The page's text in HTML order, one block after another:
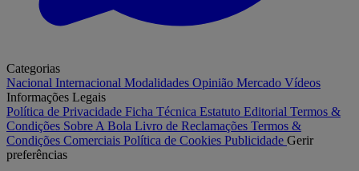
Categorias
Nacional Internacional Modalidades Opinião Mercado Vídeos
Informações Legais
Política de Privacidade Ficha Técnica Estatuto Editorial Termos &
Condições Sobre A Bola Livro de Reclamações Termos &
Condições Comerciais Política de Cookies Publicidade Gerir
preferências